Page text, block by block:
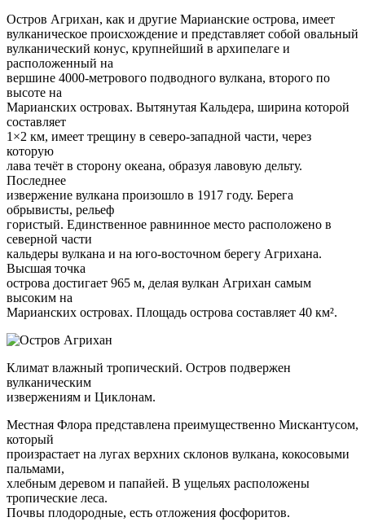
Остров Агрихан, как и другие Марианские острова, имеет
вулканическое происхождение и представляет собой овальный
вулканический конус, крупнейший в архипелаге и
расположенный на
вершине 4000-метрового подводного вулкана, второго по
высоте на
Марианских островах. Вытянутая Кальдера, ширина которой
составляет
1×2 км, имеет трещину в северо-западной части, через
которую
лава течёт в сторону океана, образуя лавовую дельту.
Последнее
извержение вулкана произошло в 1917 году. Берега
обрывисты, рельеф
гористый. Единственное равнинное место расположено в
северной части
кальдеры вулкана и на юго-восточном берегу Агрихана.
Высшая точка
острова достигает 965 м, делая вулкан Агрихан самым
высоким на
Марианских островах. Площадь острова составляет 40 км².
Климат влажный тропический. Остров подвержен
вулканическим
извержениям и Циклонам.
Местная Флора представлена преимущественно Мискантусом,
который
произрастает на лугах верхних склонов вулкана, кокосовыми
пальмами,
хлебным деревом и папайей. В ущельях расположены
тропические леса.
Почвы плодородные, есть отложения фосфоритов.